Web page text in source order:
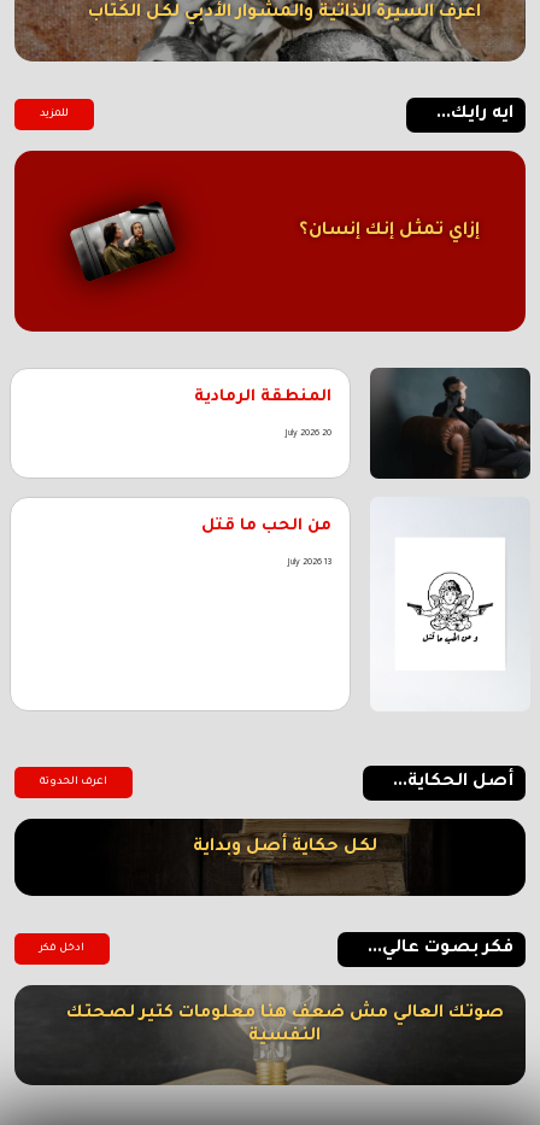
اعرف السيرة الذاتية والمشوار الأدبي لكل الكُتاب
ايه رايك... للمزيد
إزاي تمثل إنك إنسان؟
المنطقة الرمادية
20 July 2026
من الحب ما قتل
13 July 2026
أصل الحكاية... اعرف الحدوتة
لكل حكاية أصل وبداية
فكر بصوت عالي... ادخل فكر
صوتك العالي مش ضعف هنا معلومات كتير لصحتك
النفسية